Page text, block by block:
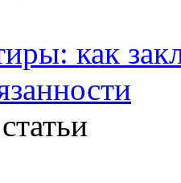
как